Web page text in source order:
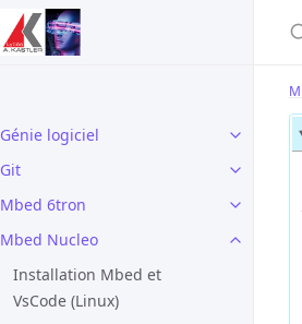
Génie logiciel
Git
Mbed 6tron
Mbed Nucleo
Installation Mbed et
VsCode (Linux)